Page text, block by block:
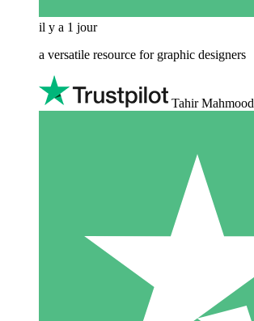
il y a 1 jour
a versatile resource for graphic designers
Tahir Mahmood